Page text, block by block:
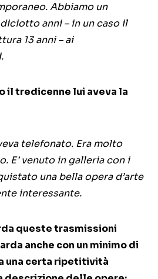
Abbiamo un
anni – in un caso il
13 anni – ai
il tredicenne lui aveva la
telefonato. Era molto
E’ venuto in galleria con i
una bella opera d’arte
interessante.
queste trasmissioni
anche con un minimo di
una certa ripetitività